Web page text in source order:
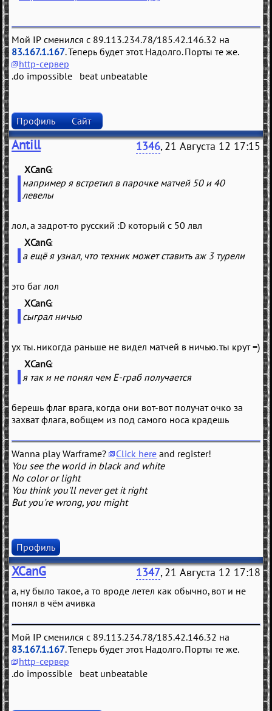
Мой IP сменился с 89.113.234.78/185.42.146.32 на
83.167.1.167. Теперь будет этот. Надолго. Порты те же.
http-сервер
.do impossible beat unbeatable
Профиль Сайт
Antill 1346, 21 Августа 12 17:15
XCanG
например я встретил в парочке матчей 50 и 40
левелы
лол, а задрот-то русский :D который с 50 лвл
XCanG
а ещё я узнал, что техник может ставить аж 3 турели
это баг лол
XCanG
сыграл ничью
ух ты. никогда раньше не видел матчей в ничью. ты крут =)
XCanG
я так и не понял чем Е-граб получается
берешь флаг врага, когда они вот-вот получат очко за
захват флага, вобщем из под самого носа крадешь
Wanna play Warframe? Click here and register!
You see the world in black and white
No color or light
You think you'll never get it right
But you're wrong, you might
Профиль
XCanG 1347, 21 Августа 12 17:18
а, ну было такое, а то вроде летел как обычно, вот и не
понял в чём ачивка
Мой IP сменился с 89.113.234.78/185.42.146.32 на
83.167.1.167. Теперь будет этот. Надолго. Порты те же.
http-сервер
.do impossible beat unbeatable